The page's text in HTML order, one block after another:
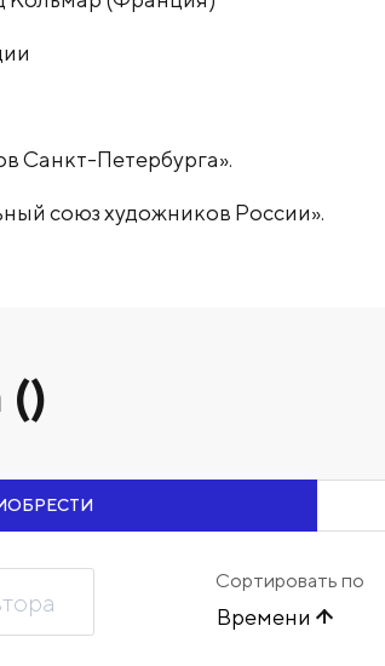
Санкт-Петербурга».
союз художников России».
()
Сортировать по
Времени